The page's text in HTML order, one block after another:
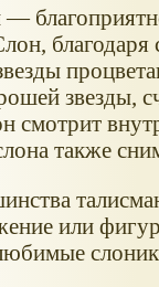
звезды,
смотрит
также
или